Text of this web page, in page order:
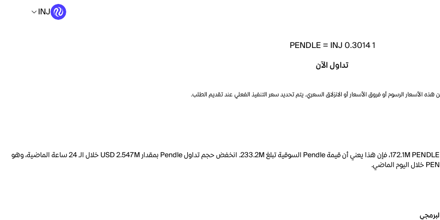
INJ
1
PENDLE= INJ 0.3014
تداول الآن
الرسوم أو فروق الأسعار أو الانزلاق السعري. يتم تحديد سعر التنفيذ الفعلي عند تقديم الطلب.
السعر الحالي لـ Pendle هو INJ 0.3014 لكل PENDLE. مع عرض متداول يبلغ 172.1M PENDLE، فإن هذا يعني أن قيمة Pendle السوقية تبلغ 233.2M. انخفض حجم تداول Pendle بمقدار USD 2.547M خلال الـ 24 ساعة الماضية، وهو